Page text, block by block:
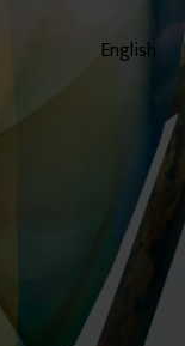
English